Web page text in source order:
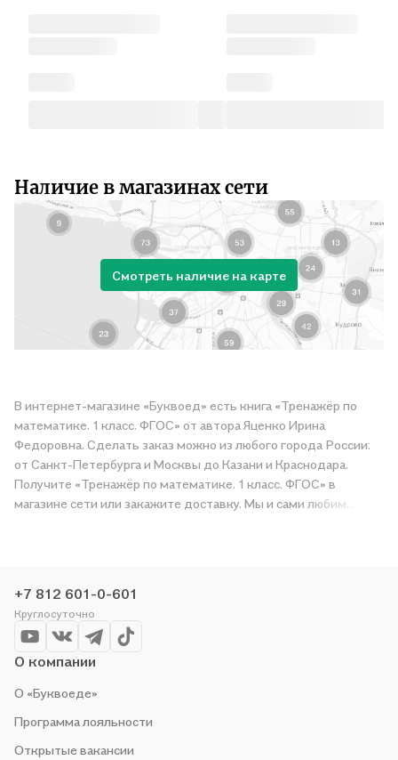
Наличие в магазинах сети
Смотреть наличие на карте
В интернет-магазине «Буквоед» есть книга «Тренажёр по
математике. 1 класс. ФГОС» от автора Яценко Ирина
Федоровна. Сделать заказ можно из любого города России:
от Санкт-Петербурга и Москвы до Казани и Краснодара.
Получите «Тренажёр по математике. 1 класс. ФГОС» в
магазине сети или закажите доставку. Мы и сами любим
+7 812 601-0-601
Круглосуточно
О компании
О «Буквоеде»
Программа лояльности
Открытые вакансии